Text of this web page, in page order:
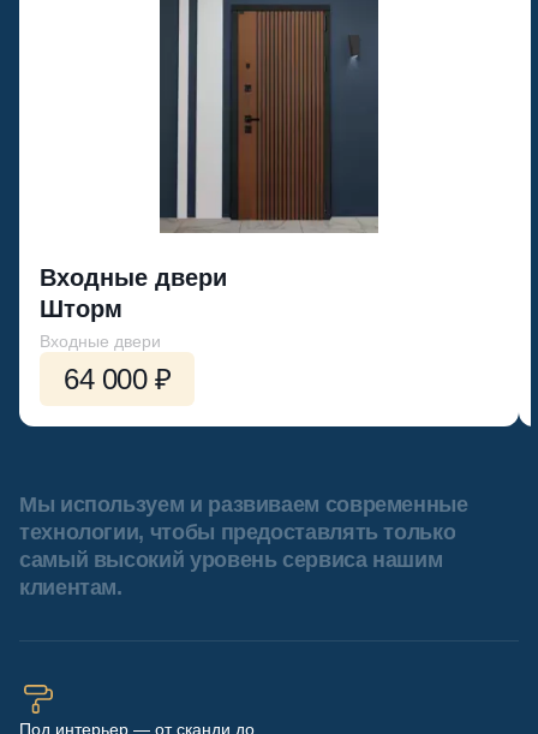
Входные двери
Шторм
Входные двери
64 000 ₽
Мы используем и развиваем современные
технологии, чтобы предоставлять только
самый высокий уровень сервиса нашим
клиентам.
Под интерьер — от сканди до